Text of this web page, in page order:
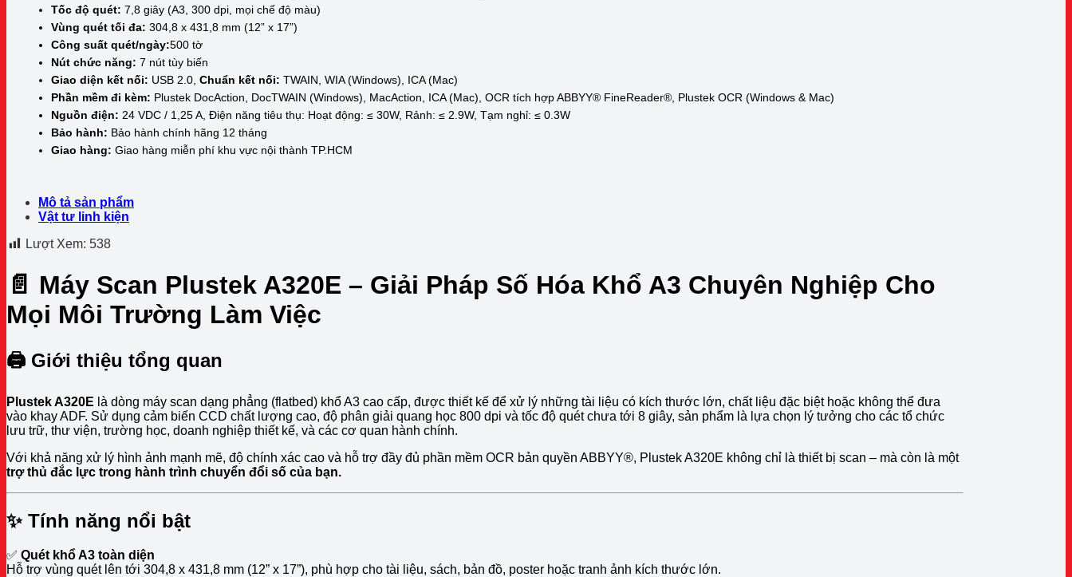
Tốc độ quét: 7,8 giây (A3, 300 dpi, mọi chế độ màu)
Vùng quét tối đa: 304,8 x 431,8 mm (12” x 17”)
Công suất quét/ngày:500 tờ
Nút chức năng: 7 nút tùy biến
Giao diện kết nối: USB 2.0, Chuẩn kết nối: TWAIN, WIA (Windows), ICA (Mac)
Phần mềm đi kèm: Plustek DocAction, DocTWAIN (Windows), MacAction, ICA (Mac), OCR tích hợp ABBYY® FineReader®, Plustek OCR (Windows & Mac)
Nguồn điện: 24 VDC / 1,25 A, Điện năng tiêu thụ: Hoạt động: ≤ 30W, Rảnh: ≤ 2.9W, Tạm nghỉ: ≤ 0.3W
Bảo hành: Bảo hành chính hãng 12 tháng
Giao hàng: Giao hàng miễn phí khu vực nội thành TP.HCM
Mô tả sản phẩm
Vật tư linh kiện
Lượt Xem: 538
📄 Máy Scan Plustek A320E – Giải Pháp Số Hóa Khổ A3 Chuyên Nghiệp Cho
Mọi Môi Trường Làm Việc
🖨️ Giới thiệu tổng quan
Plustek A320E là dòng máy scan dạng phẳng (flatbed) khổ A3 cao cấp, được thiết kế để xử lý những tài liệu có kích thước lớn, chất liệu đặc biệt hoặc không thể đưa
vào khay ADF. Sử dụng cảm biến CCD chất lượng cao, độ phân giải quang học 800 dpi và tốc độ quét chưa tới 8 giây, sản phẩm là lựa chọn lý tưởng cho các tổ chức
lưu trữ, thư viện, trường học, doanh nghiệp thiết kế, và các cơ quan hành chính.
Với khả năng xử lý hình ảnh mạnh mẽ, độ chính xác cao và hỗ trợ đầy đủ phần mềm OCR bản quyền ABBYY®, Plustek A320E không chỉ là thiết bị scan – mà còn là một
trợ thủ đắc lực trong hành trình chuyển đổi số của bạn.
✨ Tính năng nổi bật
✅ Quét khổ A3 toàn diện
Hỗ trợ vùng quét lên tới 304,8 x 431,8 mm (12” x 17”), phù hợp cho tài liệu, sách, bản đồ, poster hoặc tranh ảnh kích thước lớn.